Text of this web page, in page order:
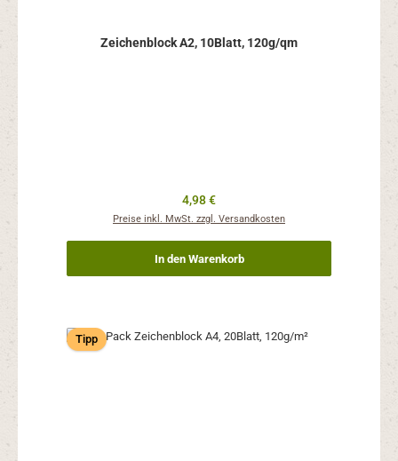
Zeichenblock A2, 10Blatt, 120g/qm
Regulärer Preis:
4,98 €
Preise inkl. MwSt. zzgl. Versandkosten
In den Warenkorb
Tipp